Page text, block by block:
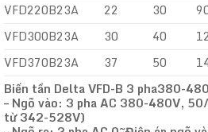
VFD220B23A
22 30
VFD300B23A
30 40
VFD370B23A
37 50
Biến tần Delta VFD-B 3 pha380-
– Ngõ vào: 3 pha AC 380-480V,
từ 342-528V)